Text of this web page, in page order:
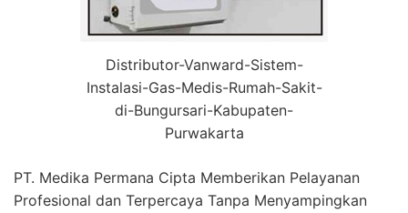
Distributor-Vanward-Sistem-
Instalasi-Gas-Medis-Rumah-Sakit-
di-Bungursari-Kabupaten-
Purwakarta
PT. Medika Permana Cipta Memberikan Pelayanan
Profesional dan Terpercaya Tanpa Menyampingkan